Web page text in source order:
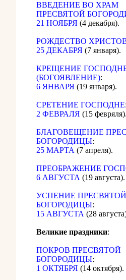
ВВЕДЕНИЕ ВО ХРАМ
ПРЕСВЯТОЙ
21 НОЯБРЯ (4 декабря).
РОЖДЕСТВО
25 ДЕКАБРЯ (7 января).
КРЕЩЕНИЕ
(БОГОЯВЛЕНИЕ):
6 ЯНВАРЯ (19 января).
СРЕТЕНИЕ ГОСПОДНЕ:
2 ФЕВРАЛЯ (15 февряля).
БЛАГОВЕЩЕНИЕ
БОГОРОДИЦЫ:
25 МАРТА (7 апреля).
ПРЕОБРАЖЕНИЕ
6 АВГУСТА (19 августа).
УСПЕНИЕ ПРЕСВЯТОЙ
БОГОРОДИЦЫ:
15 АВГУСТА (28
Великие праздники:
ПОКРОВ ПРЕСВЯТОЙ
БОГОРОДИЦЫ:
1 ОКТЯБРЯ (14 октября).